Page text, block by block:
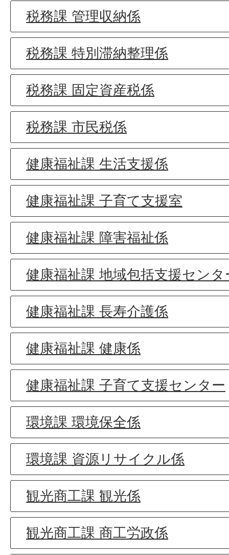
税務課 管理収納係
税務課 特別滞納整理係
税務課 固定資産税係
税務課 市民税係
健康福祉課 生活支援係
健康福祉課 子育て支援室
健康福祉課 障害福祉係
健康福祉課 地域包括支援センタ
健康福祉課 長寿介護係
健康福祉課 健康係
健康福祉課 子育て支援センター
環境課 環境保全係
環境課 資源リサイクル係
観光商工課 観光係
観光商工課 商工労政係